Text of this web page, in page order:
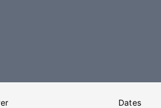
Dates